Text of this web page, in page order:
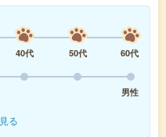
40代 50代
60代
男性
る